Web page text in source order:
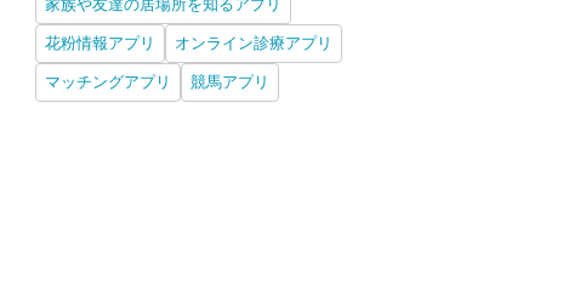
家族や友達の居場所を知るアプリ
花粉情報アプリ オンライン診療アプリ
マッチングアプリ 競馬アプリ